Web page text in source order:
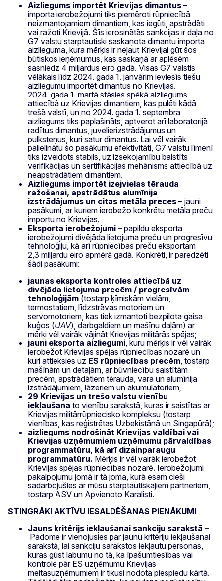
Aizliegums importēt Krievijas dimantus –
importa ierobežojumi tiks piemēroti rūpniecībā
neizmantojamiem dimantiem, kas iegūti, apstrādāti
vai ražoti Krievijā. Šīs ierosinātās sankcijas ir daļa no
G7 valstu starptautiski saskaņota dimantu importa
aizlieguma, kura mērķis ir neļaut Krievijai gūt šos
būtiskos ieņēmumus, kas saskaņā ar aplēsēm
sasniedz 4 miljardus eiro gadā. Visas G7 valstis
vēlākais līdz 2024. gada 1. janvārim ieviesīs tiešu
aizliegumu importēt dimantus no Krievijas.
2024. gada 1. martā stāsies spēkā aizliegums
attiecībā uz Krievijas dimantiem, kas pulēti kādā
trešā valstī, un no 2024. gada 1. septembra
aizliegums tiks paplašināts, aptverot arī laboratorijā
radītus dimantus, juvelierizstrādājumus un
pulksteņus, kuri satur dimantus. Lai vēl vairāk
palielinātu šo pasākumu efektivitāti, G7 valstu līmenī
tiks izveidots stabils, uz izsekojamību balstīts
verifikācijas un sertifikācijas mehānisms attiecībā uz
neapstrādātiem dimantiem.
Aizliegums importēt izejvielas tērauda
ražošanai, apstrādātus alumīnija
izstrādājumus un citas metāla preces – jauni
pasākumi, ar kuriem ierobežo konkrētu metāla preču
importu no Krievijas.
Eksporta ierobežojumi – papildu eksporta
ierobežojumi divējāda lietojuma preču un progresīvu
tehnoloģiju, kā arī rūpniecības preču eksportam
2,3 miljardu eiro apmērā gadā. Konkrēti, ir paredzēti
šādi pasākumi:
jaunas eksporta kontroles attiecībā uz
divējāda lietojuma precēm / progresīvām
tehnoloģijām (tostarp ķīmiskām vielām,
termostatiem, līdzstrāvas motoriem un
servomotoriem, kas tiek izmantoti bezpilota gaisa
kuģos (UAV), darbgaldiem un mašīnu daļām) ar
mērķi vēl vairāk vājināt Krievijas militārās spējas;
jauni eksporta aizliegumi, kuru mērķis ir vēl vairāk
ierobežot Krievijas spējas rūpniecības nozarē un
kuri attieksies uz ES rūpniecības precēm, tostarp
mašīnām un detaļām, ar būvniecību saistītām
precēm, apstrādātiem tērauda, vara un alumīnija
izstrādājumiem, lāzeriem un akumulatoriem;
29 Krievijas un trešo valstu vienību
iekļaušana to vienību sarakstā, kuras ir saistītas ar
Krievijas militārrūpniecisko kompleksu (tostarp
vienības, kas reģistrētas Uzbekistānā un Singapūrā);
aizliegums nodrošināt Krievijas valdībai vai
Krievijas uzņēmumiem uzņēmumu pārvaldības
programmatūru, kā arī dizainparaugu
programmatūru. Mērķis ir vēl vairāk ierobežot
Krievijas spējas rūpniecības nozarē. Ierobežojumi
pakalpojumu jomā ir tā joma, kurā esam cieši
sadarbojušies ar mūsu starptautiskajiem partneriem,
tostarp ASV un Apvienoto Karalisti.
STINGRĀKI AKTĪVU IESALDĒŠANAS PIENĀKUMI
Jauns kritērijs iekļaušanai sankciju sarakstā –
Padome ir vienojusies par jaunu kritēriju iekļaušanai
sarakstā, lai sankciju sarakstos iekļautu personas,
kuras gūst labumu no tā, ka īpašumtiesības vai
kontrole pār ES uzņēmumu Krievijas
meitasuzņēmumiem ir tikusi nodota piespiedu kārtā.